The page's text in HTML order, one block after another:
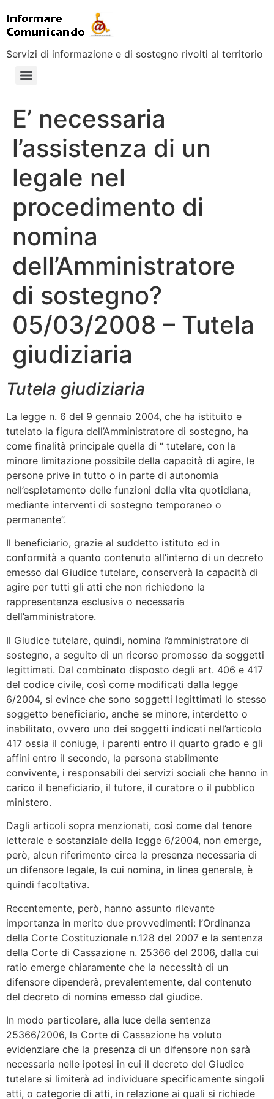
Servizi di informazione e di sostegno rivolti al territorio
E’ necessaria
l’assistenza di un
legale nel
procedimento di
nomina
dell’Amministratore
di sostegno?
05/03/2008 – Tutela
giudiziaria
Tutela giudiziaria
La legge n. 6 del 9 gennaio 2004, che ha istituito e
tutelato la figura dell’Amministratore di sostegno, ha
come finalità principale quella di “ tutelare, con la
minore limitazione possibile della capacità di agire, le
persone prive in tutto o in parte di autonomia
nell’espletamento delle funzioni della vita quotidiana,
mediante interventi di sostegno temporaneo o
permanente”.
Il beneficiario, grazie al suddetto istituto ed in
conformità a quanto contenuto all’interno di un decreto
emesso dal Giudice tutelare, conserverà la capacità di
agire per tutti gli atti che non richiedono la
rappresentanza esclusiva o necessaria
dell’amministratore.
Il Giudice tutelare, quindi, nomina l’amministratore di
sostegno, a seguito di un ricorso promosso da soggetti
legittimati. Dal combinato disposto degli art. 406 e 417
del codice civile, così come modificati dalla legge
6/2004, si evince che sono soggetti legittimati lo stesso
soggetto beneficiario, anche se minore, interdetto o
inabilitato, ovvero uno dei soggetti indicati nell’articolo
417 ossia il coniuge, i parenti entro il quarto grado e gli
affini entro il secondo, la persona stabilmente
convivente, i responsabili dei servizi sociali che hanno in
carico il beneficiario, il tutore, il curatore o il pubblico
ministero.
Dagli articoli sopra menzionati, così come dal tenore
letterale e sostanziale della legge 6/2004, non emerge,
però, alcun riferimento circa la presenza necessaria di
un difensore legale, la cui nomina, in linea generale, è
quindi facoltativa.
Recentemente, però, hanno assunto rilevante
importanza in merito due provvedimenti: l’Ordinanza
della Corte Costituzionale n.128 del 2007 e la sentenza
della Corte di Cassazione n. 25366 del 2006, dalla cui
ratio emerge chiaramente che la necessità di un
difensore dipenderà, prevalentemente, dal contenuto
del decreto di nomina emesso dal giudice.
In modo particolare, alla luce della sentenza
25366/2006, la Corte di Cassazione ha voluto
evidenziare che la presenza di un difensore non sarà
necessaria nelle ipotesi in cui il decreto del Giudice
tutelare si limiterà ad individuare specificamente singoli
atti, o categorie di atti, in relazione ai quali si richiede